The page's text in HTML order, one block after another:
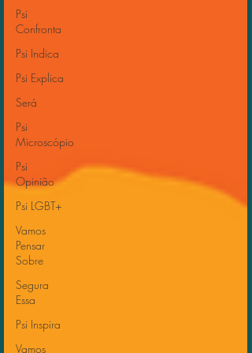
Psi
Confronta
Psi Indica
Psi Explica
Será
Psi
Microscópio
Psi
Opinião
Psi LGBT+
Vamos
Pensar
Sobre
Segura
Essa
Psi Inspira
Vamos